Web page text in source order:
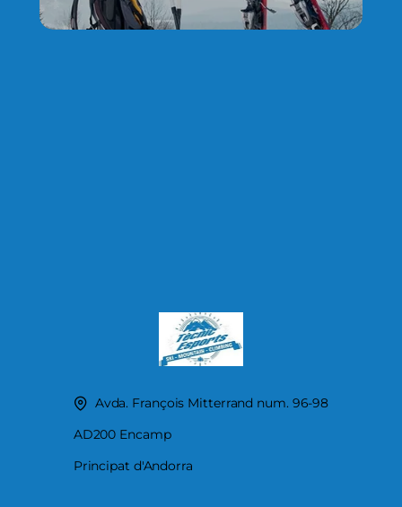
Avda. François Mitterrand num. 96-98
AD200 Encamp
Principat d'Andorra